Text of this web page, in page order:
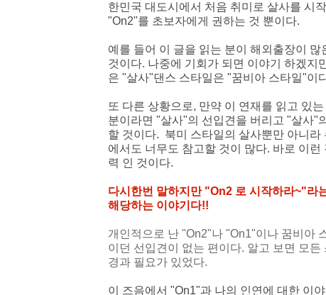
한민국 대도시에서 처음 취미로 살사를 시
"On2"를 초보자에게 권하는 것 뿐이다.
예를 들어 이 글을 읽는 분이 해외출장이
것이다. 나중에 기회가 되면 이야기 하겠지
은 "살사"댄스 스타일은 "꿈비아 스타일"이
또 다른 상황으로, 만약 이 연재를 읽고 있
분이라면 "살사"의 선입견을 버리고 "살사"
할 것이다. 북미 스타일의 살사뿐만 아니
에서도 너무도 참고할 것이 많다. 바로 이
력 인 것이다.
다시한번 말하지만 "On2 로 시작하라~"라
해당하는 이야기다!!
개인적으로 난 "On2"나 "On1"이나 꿈비아
이던 선입견이 없는 편이다. 알고 보면 모
경과 필요가 있었다.
이 즈음에서 "On1"과 나의 인연에 대한 이